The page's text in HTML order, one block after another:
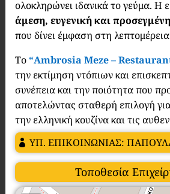
ολοκληρώνει ιδανικά το γεύμα. Η
άμεση, ευγενική και προσεγμένη
που δίνει έμφαση στη
Το “Ambrosia Meze –
την εκτίμηση ντόπιων και
συνέπεια και την ποιότητα που
αποτελώντας σταθερή επιλογή
την ελληνική κουζίνα και τις
ΥΠ. ΕΠΙΚΟΙΝΩΝΙΑΣ:
Τοποθεσία